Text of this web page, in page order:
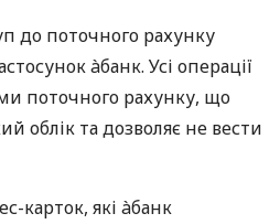
до поточного рахунку
àбанк. Усі операції
поточного рахунку, що
облік та дозволяє не вести
карток, які àбанк